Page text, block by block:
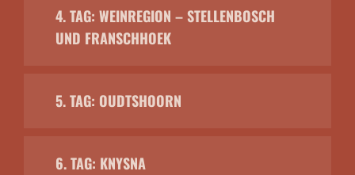
4. TAG: WEINREGION – STELLENBOSCH
UND FRANSCHHOEK
5. TAG: OUDTSHOORN
6. TAG: KNYSNA